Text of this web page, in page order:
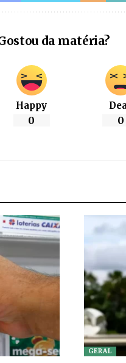
da matéria?
Happy
0 0
GERAL